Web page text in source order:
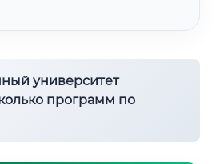
университет
программ по